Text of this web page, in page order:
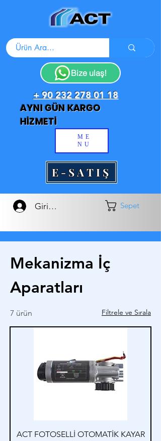
ME
NU
Giriş Yap Sepet
AYNI GÜN KARGO
HİZMETİ
+ 90 232 278 01 18
E-SATIŞ
Bize ulaş!
Mekanizma İç
Aparatları
7 ürün Filtrele ve Sırala
ACT FOTOSELLİ OTOMATİK KAYAR